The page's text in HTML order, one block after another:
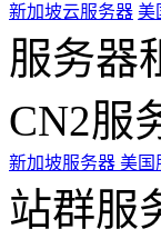
新加坡云服务器 美
服务器
CN2服
新加坡服务器 美国
站群服